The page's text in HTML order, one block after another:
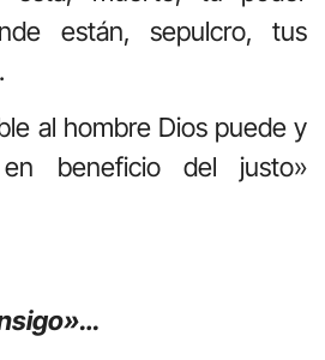
están, sepulcro, tus
al hombre Dios puede y
beneficio del justo»